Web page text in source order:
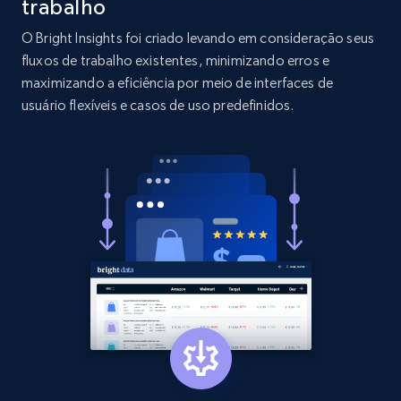
2.1K+ 375+ Comece agora
URL, Product id, Listing inventory id, Title, Rating,
Reviews count shop, Reviews count item, Initial
price, and more.
1.9K+ 323+ Comece agora
Etsy - Collect data on products using
specified keywords
URL, Product id, Listing inventory id, Title, Rating,
trabalho
O Bright Insights foi criado levando em consideração seus
fluxos de trabalho existentes, minimizando erros e
maximizando a eficiência por meio de interfaces de
usuário flexíveis e casos de uso predefinidos.